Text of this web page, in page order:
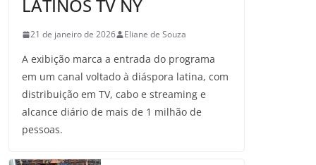
LATINOS TV NY
21 de janeiro de 2026 Eliane de Souza
A exibição marca a entrada do programa
em um canal voltado à diáspora latina, com
distribuição em TV, cabo e streaming e
alcance diário de mais de 1 milhão de
pessoas.